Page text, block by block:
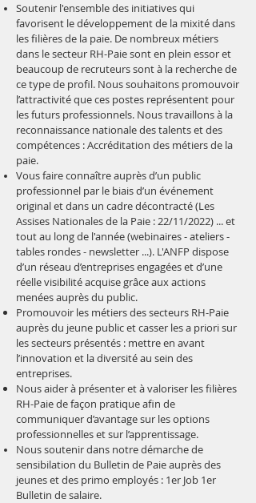
Soutenir l'ensemble des initiatives qui
favorisent le développement de la mixité dans
les filières de la paie. De nombreux métiers
dans le secteur RH-Paie sont en plein essor et
beaucoup de recruteurs sont à la recherche de
ce type de profil. Nous souhaitons promouvoir
l’attractivité que ces postes représentent pour
les futurs professionnels. Nous travaillons à la
reconnaissance nationale des talents et des
compétences : Accréditation des métiers de la
paie.
Vous faire connaître auprès d’un public
professionnel par le biais d’un événement
original et dans un cadre décontracté (Les
Assises Nationales de la Paie : 22/11/2022) ... et
tout au long de l'année (webinaires - ateliers -
tables rondes - newsletter ...). L'ANFP dispose
d’un réseau d’entreprises engagées et d’une
réelle visibilité acquise grâce aux actions
menées auprès du public.
Promouvoir les métiers des secteurs RH-Paie
auprès du jeune public et casser les a priori sur
les secteurs présentés : mettre en avant
l’innovation et la diversité au sein des
entreprises.
Nous aider à présenter et à valoriser les filières
RH-Paie de façon pratique afin de
communiquer d’avantage sur les options
professionnelles et sur l’apprentissage.
Nous soutenir dans notre démarche de
sensibilation du Bulletin de Paie auprès des
jeunes et des primo employés : 1er Job 1er
Bulletin de salaire.